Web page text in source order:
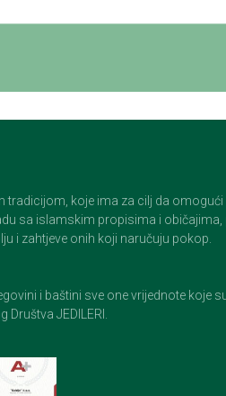
koje ima za cilj da
sa islamskim propisima i
i zahtjeve onih koji naručuju pokop.
i baštini sve one vrijednote koje
Društva JEDILERI.